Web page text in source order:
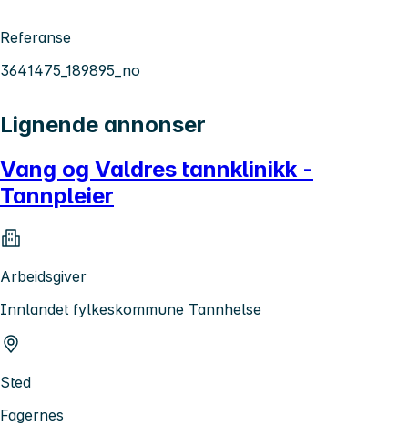
Referanse
3641475_189895_no
Lignende annonser
Vang og Valdres tannklinikk -
Tannpleier
Arbeidsgiver
Innlandet fylkeskommune Tannhelse
Sted
Fagernes